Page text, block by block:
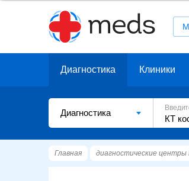
Диагностика Клиники
Диагностика
Главная диагностические центры